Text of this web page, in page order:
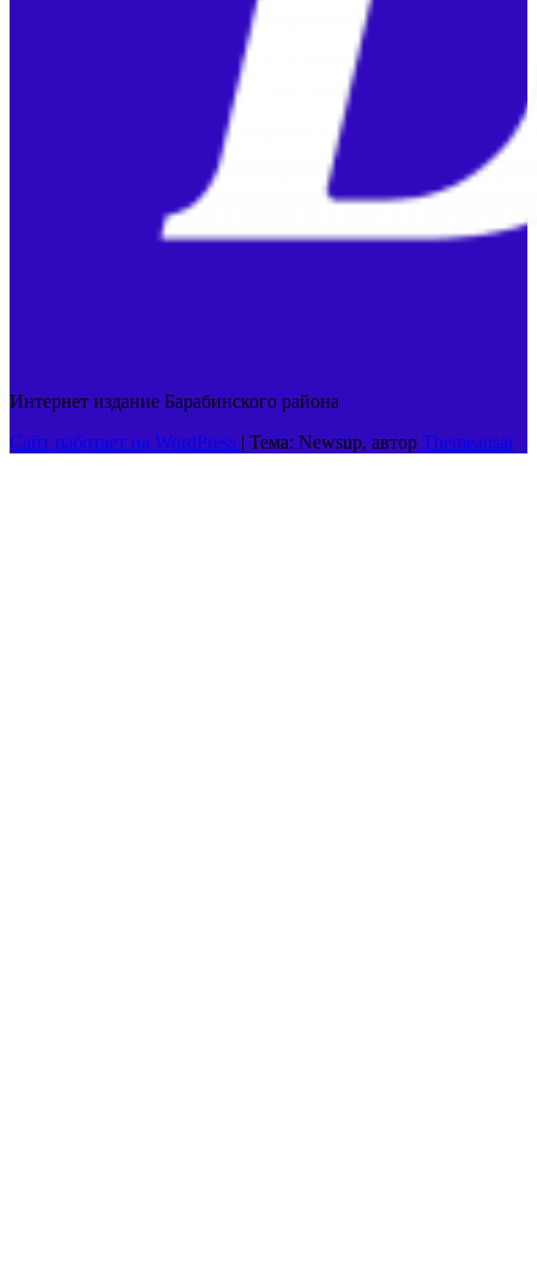
Интернет издание Барабинского района
Сайт работает на WordPress | Тема: Newsup, автор Themeansar